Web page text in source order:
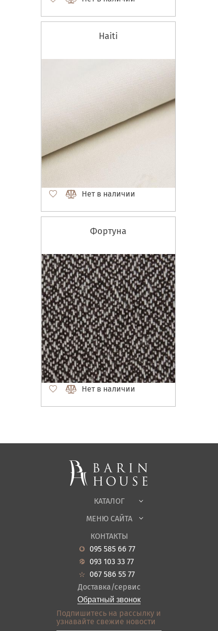
Haiti
Нет в наличии
Фортуна
Нет в наличии
КАТАЛОГ
Спальни, Кровати
Корпусная мебель
Офисная мебель
Садовая мебель
Гостиная
Кухня
Прихожие
Ванная
Акции
МЕНЮ САЙТА
Новости
Гарантия
Кредит
Оплата и доставка
Отзывы
Контакты
Карта сайта
КОНТАКТЫ
095 585 66 77
093 103 33 77
067 586 55 77
Доставка/сервис
Обратный звонок
Подпишитесь на рассылку и
узнавайте свежие новости